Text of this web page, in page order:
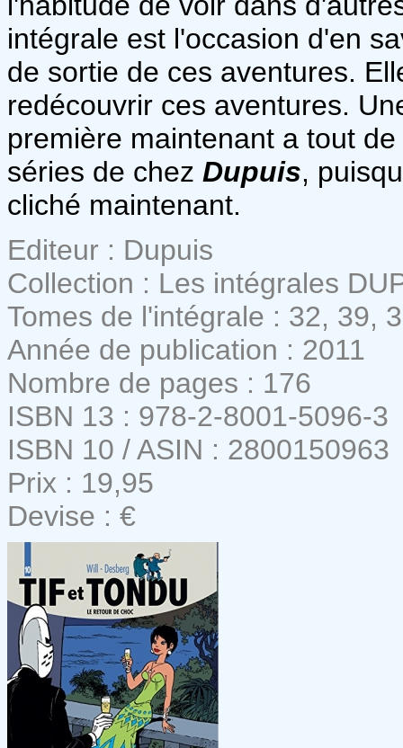
intégrale est l'occasion d'en
de sortie de ces aventures.
redécouvrir ces aventures.
première maintenant a tout
séries de chez Dupuis,
cliché maintenant.
Editeur : Dupuis
Collection : Les intégrales
Tomes de l'intégrale : 32, 39,
Année de publication : 2011
Nombre de pages : 176
ISBN 13 : 978-2-8001-5096-3
ISBN 10 / ASIN : 2800150963
Prix : 19,95
Devise : €